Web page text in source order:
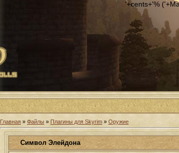
Главная » Файлы » Плагины для Skyrim » Оружие
Символ Элейдона
'+cents+'%